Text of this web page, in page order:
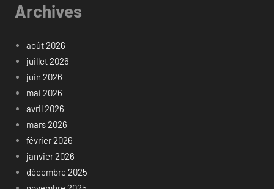
Archives
août 2026
juillet 2026
juin 2026
mai 2026
avril 2026
mars 2026
février 2026
janvier 2026
décembre 2025